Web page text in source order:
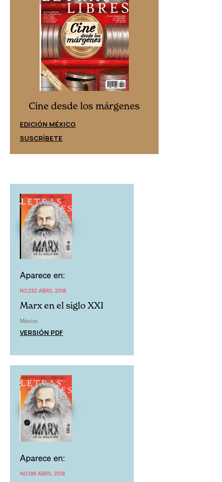
Cine desde los márgenes
EDICIÓN MÉXICO
SUSCRÍBETE
Aparece en:
NO.232 ABRIL 2018
Marx en el siglo XXI
México
VERSIÓN PDF
Aparece en:
NO.199 ABRIL 2018